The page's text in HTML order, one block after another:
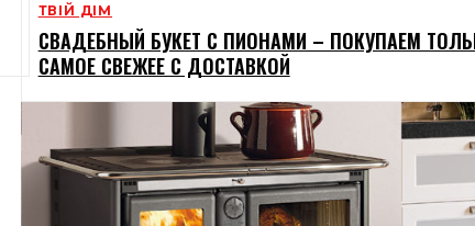
ТВІЙ ДІМ
СВАДЕБНЫЙ БУКЕТ С ПИОНАМИ – ПОКУПАЕМ
САМОЕ СВЕЖЕЕ С ДОСТАВКОЙ